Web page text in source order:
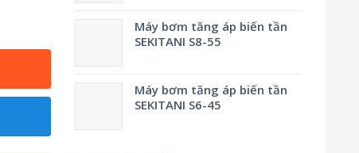
Máy bơm tăng áp biến tần
SEKITANI S8-55
Máy bơm tăng áp biến tần
SEKITANI S6-45